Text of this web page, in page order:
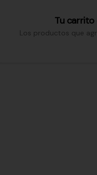
Tu
Los productos que